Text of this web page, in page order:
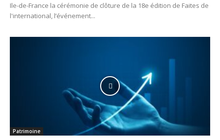
Ile-de-France la cérémonie de clôture de la 18e édition de Faites de
l'international, l’événement...
Patrimoine